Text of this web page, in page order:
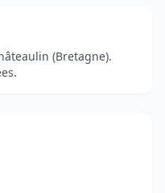
(Bretagne).